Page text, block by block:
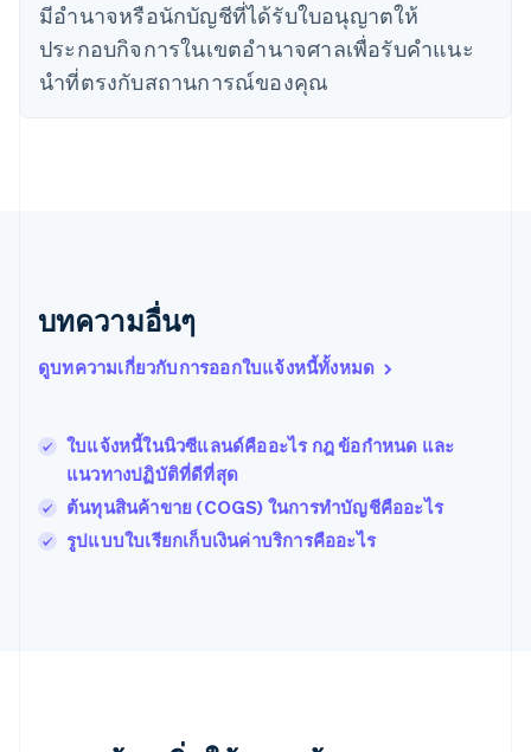
มีอํานาจหรือนักบัญชีที่ได้รับใบอนุญาตให้
ประกอบกิจการในเขตอํานาจศาลเพื่อรับคําแนะ
นําที่ตรงกับสถานการณ์ของคุณ
บทความอื่นๆ
ดูบทความเกี่ยวกับการออกใบแจ้งหนี้ทั้งหมด
ใบแจ้งหนี้ในนิวซีแลนด์คืออะไร กฎ ข้อกําหนด และ
แนวทางปฏิบัติที่ดีที่สุด
ต้นทุนสินค้าขาย (COGS) ในการทําบัญชีคืออะไร
รูปแบบใบเรียกเก็บเงินค่าบริการคืออะไร
English
นิวซีแลนด์
English
เนเธอร์แลนด์
NederlandsEnglish
PortuguêsEnglish
English
ฟินแลนด์
Svenska
มอลตา
English
มาเลเซีย
English